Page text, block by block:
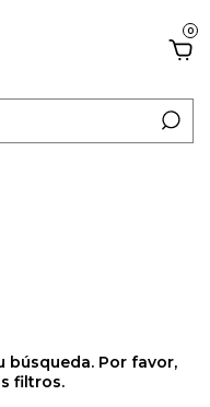
0
búsqueda. Por favor,
filtros.